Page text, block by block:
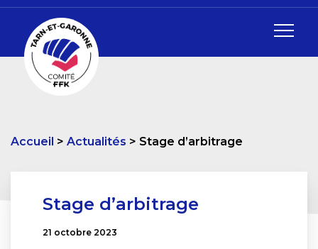
Accueil Actualités Stage d’arbitrage
Stage d’arbitrage
21 octobre 2023